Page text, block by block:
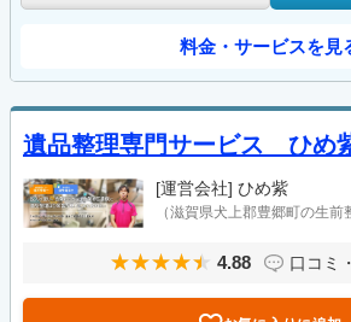
料金・サービスを見
遺品整理専門サービス ひめ
[運営会社] ひめ紫
（滋賀県犬上郡豊郷町の生前
4.88 口コミ